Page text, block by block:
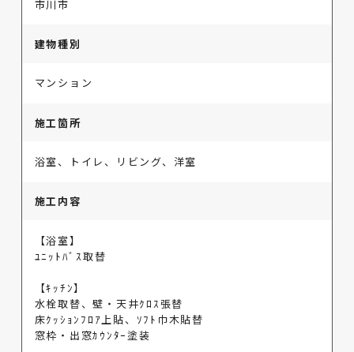
市川市
建物種別
マンション
施工箇所
浴室、トイレ、リビング、洋室
施工内容
【浴室】
ﾕﾆｯﾄﾊﾞｽ取替
【ｷｯﾁﾝ】
水栓取替、壁・天井ｸﾛｽ張替
床ｸｯｼｮﾝﾌﾛｱ上貼、ｿﾌﾄ巾木貼替
窓枠・出窓ｶｳﾝﾀｰ塗装